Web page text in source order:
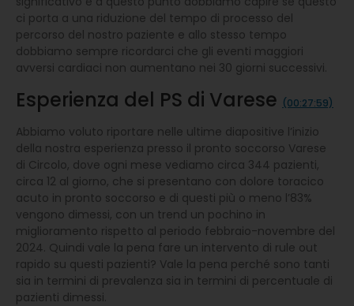
ci porta a una riduzione del tempo di processo del
percorso del nostro paziente e allo stesso tempo
dobbiamo sempre ricordarci che gli eventi maggiori
avversi cardiaci non aumentano nei 30 giorni successivi.
Esperienza del PS di Varese (00:27:59)
Abbiamo voluto riportare nelle ultime diapositive l’inizio
della nostra esperienza presso il pronto soccorso Varese
di Circolo, dove ogni mese vediamo circa 344 pazienti,
circa 12 al giorno, che si presentano con dolore toracico
acuto in pronto soccorso e di questi più o meno l’83%
vengono dimessi, con un trend un pochino in
miglioramento rispetto al periodo febbraio-novembre del
2024. Quindi vale la pena fare un intervento di rule out
rapido su questi pazienti? Vale la pena perché sono tanti
sia in termini di prevalenza sia in termini di percentuale di
pazienti dimessi.